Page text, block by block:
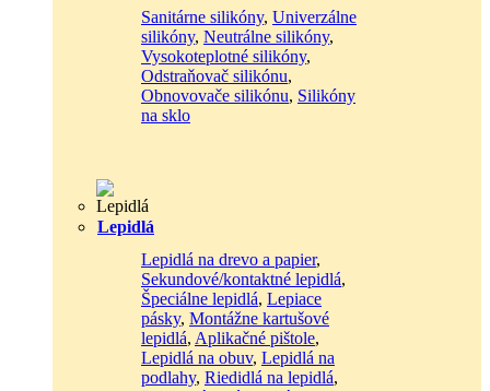
Sanitárne silikóny, Univerzálne
silikóny, Neutrálne silikóny,
Vysokoteplotné silikóny,
Odstraňovač silikónu,
Obnovovače silikónu, Silikóny
na sklo
Lepidlá
Lepidlá na drevo a papier,
Sekundové/kontaktné lepidlá,
Špeciálne lepidlá, Lepiace
pásky, Montážne kartušové
lepidlá, Aplikačné pištole,
Lepidlá na obuv, Lepidlá na
podlahy, Riedidlá na lepidlá,